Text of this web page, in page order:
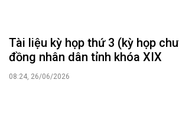
Tài liệu kỳ họp thứ 3 (kỳ họp
đồng nhân dân tỉnh khóa XIX
08:24, 26/06/2026